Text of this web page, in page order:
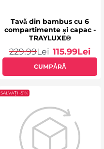
Tavă din bambus cu 6
compartimente și capac -
TRAYLUXE®
229.99Lei 115.99Lei
CUMPĂRĂ
SALVAȚI -51%